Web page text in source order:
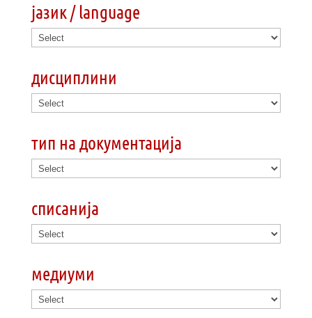
јазик / language
дисциплини
тип на документација
списанија
медиуми